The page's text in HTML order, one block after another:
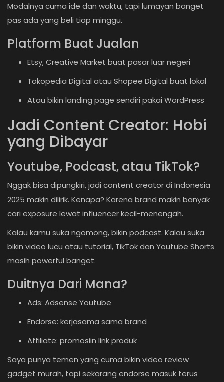
Modalnya cuma ide dan waktu, tapi lumayan banget
pas ada yang beli tiap minggu.
Platform Buat Jualan
Etsy, Creative Market buat pasar luar negeri
Tokopedia Digital atau Shopee Digital buat lokal
Atau bikin landing page sendiri pakai WordPress
Jadi Content Creator: Hobi
yang Dibayar
Youtube, Podcast, atau TikTok?
Nggak bisa dipungkiri, jadi content creator di Indonesia
2025 makin dilirik. Kenapa? Karena brand makin banyak
cari exposure lewat influencer kecil-menengah.
Kalau kamu suka ngomong, bikin podcast. Kalau suka
bikin video lucu atau tutorial, TikTok dan Youtube Shorts
masih powerful banget.
Duitnya Dari Mana?
Ads: Adsense Youtube
Endorse: kerjasama sama brand
Affiliate: promosiin link produk
Saya punya temen yang cuma bikin video review
gadget murah, tapi sekarang endorse masuk terus